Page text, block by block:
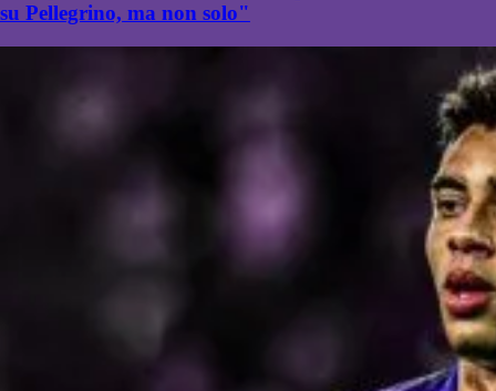
su Pellegrino, ma non solo"